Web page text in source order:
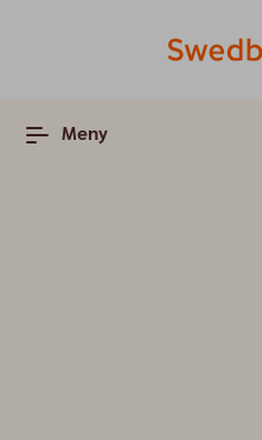
Meny